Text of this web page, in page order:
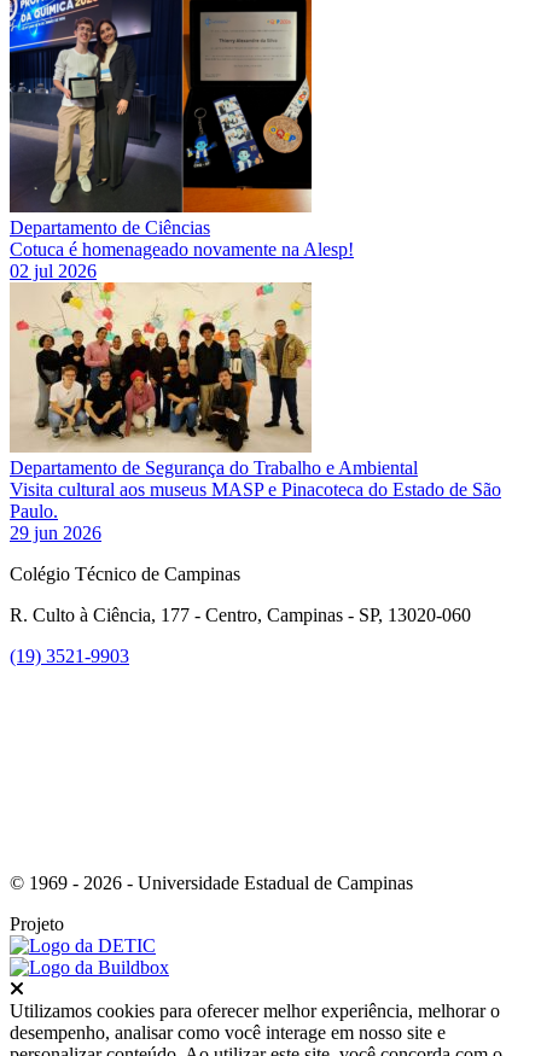
Departamento de Ciências
Cotuca é homenageado novamente na Alesp!
02 jul 2026
Departamento de Segurança do Trabalho e Ambiental
Visita cultural aos museus MASP e Pinacoteca do Estado de São
Paulo.
29 jun 2026
Colégio Técnico de Campinas
R. Culto à Ciência, 177 - Centro, Campinas - SP, 13020-060
(19) 3521-9903
© 1969 - 2026 - Universidade Estadual de Campinas
Projeto
Utilizamos cookies para oferecer melhor experiência, melhorar o
desempenho, analisar como você interage em nosso site e